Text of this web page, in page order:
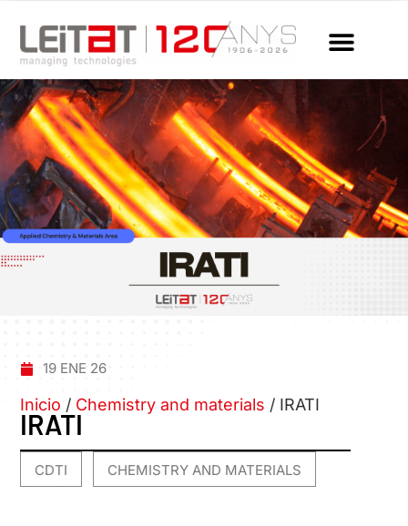
19 ENE 26
Inicio / Chemistry and materials / IRATI
IRATI
CDTI CHEMISTRY AND MATERIALS